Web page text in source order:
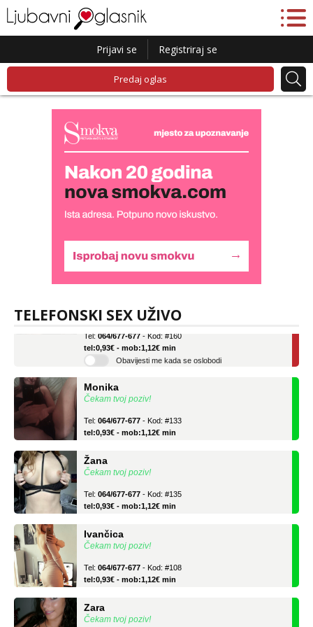
Prijavi se Registriraj se
Predaj oglas
TELEFONSKI SEX UŽIVO
Kristina
Razgovaram :)
Učiteljica iz predgrađa traži...
tel:0,93€ - mob:1,12€ min
Obavijesti me kada se oslobodi
Čekam tvoj poziv!
tel:0,93€ - mob:1,12€ min
Čekam tvoj poziv!
tel:0,93€ - mob:1,12€ min
Čekam tvoj poziv!
tel:0,93€ - mob:1,12€ min
Čekam tvoj poziv!